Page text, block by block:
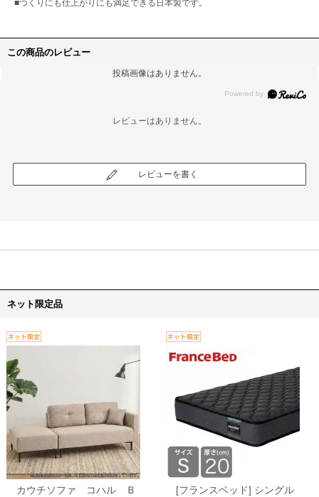
■つくりにも仕上がりにも満足できる日本製です。
この商品のレビュー
投稿画像はありません。
レビューはありません。
レビューを書く
ネット限定品
カウチソファ コハル Ｂ
[フランスベッド] シングル